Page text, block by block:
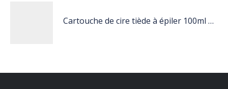
Cartouche de cire tiède à épiler 100ml nacré